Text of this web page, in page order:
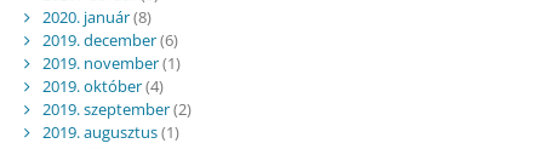
2020. január(8)
2019. december(6)
2019. november(1)
2019. október(4)
2019. szeptember(2)
2019. augusztus(1)